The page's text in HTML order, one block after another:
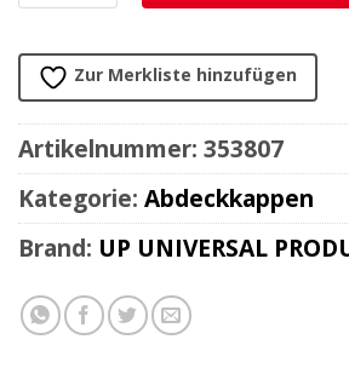
Zur Merkliste hinzufügen
Artikelnummer: 353807
Kategorie: Abdeckkappen
Brand: UP UNIVERSAL